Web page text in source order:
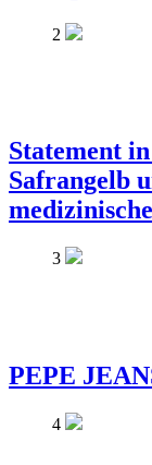
2
Statement
Safrangelb
3
PEPE
4